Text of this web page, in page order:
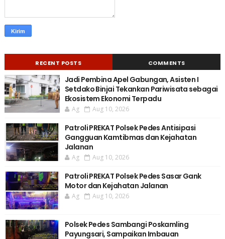
RECENT POSTS COMMENTS
Jadi Pembina Apel Gabungan, Asisten I
Setdako Binjai Tekankan Pariwisata sebagai
Ekosistem Ekonomi Terpadu
Ag Aug 10, 2026
Patroli PREKAT Polsek Pedes Antisipasi
Gangguan Kamtibmas dan Kejahatan
Jalanan
Ag Aug 10, 2026
Patroli PREKAT Polsek Pedes Sasar Gank
Motor dan Kejahatan Jalanan
Ag Aug 10, 2026
Polsek Pedes Sambangi Poskamling
Payungsari, Sampaikan Imbauan